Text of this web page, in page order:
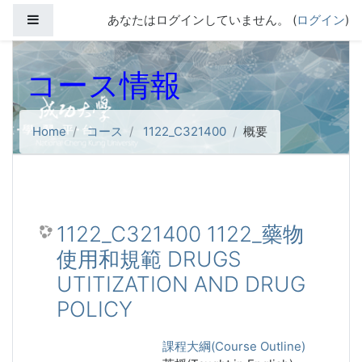
サイドパネルあなたはログインしていません。 (ログイン)
コース情報
Home コース 1122_C321400 概要
1122_C321400 1122_藥物
使用和規範 DRUGS
UTITIZATION AND DRUG
POLICY
課程大綱(Course Outline)